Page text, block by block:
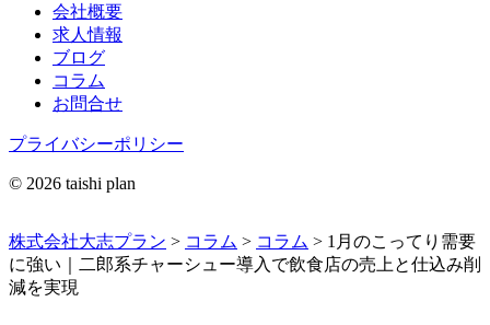
会社概要
求人情報
ブログ
コラム
お問合せ
プライバシーポリシー
© 2026 taishi plan
株式会社大志プラン > コラム > コラム > 1月のこってり需要
に強い｜二郎系チャーシュー導入で飲食店の売上と仕込み削
減を実現